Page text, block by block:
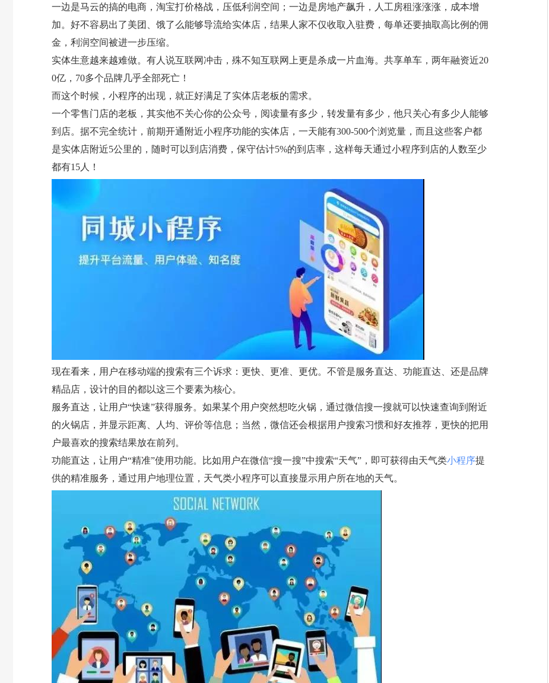
一边是马云的搞的电商，淘宝打价格战，压低利润空间；一边是房地产飙升，人工房租涨涨涨，成本增
加。好不容易出了美团、饿了么能够导流给实体店，结果人家不仅收取入驻费，每单还要抽取高比例的佣
金，利润空间被进一步压缩。
实体生意越来越难做。有人说互联网冲击，殊不知互联网上更是杀成一片血海。共享单车，两年融资近20
0亿，70多个品牌几乎全部死亡！
而这个时候，小程序的出现，就正好满足了实体店老板的需求。
一个零售门店的老板，其实他不关心你的公众号，阅读量有多少，转发量有多少，他只关心有多少人能够
到店。据不完全统计，前期开通附近小程序功能的实体店，一天能有300-500个浏览量，而且这些客户都
是实体店附近5公里的，随时可以到店消费，保守估计5%的到店率，这样每天通过小程序到店的人数至少
都有15人！
现在看来，用户在移动端的搜索有三个诉求：更快、更准、更优。不管是服务直达、功能直达、还是品牌
精品店，设计的目的都以这三个要素为核心。
服务直达，让用户“快速”获得服务。如果某个用户突然想吃火锅，通过微信搜一搜就可以快速查询到附近
的火锅店，并显示距离、人均、评价等信息；当然，微信还会根据用户搜索习惯和好友推荐，更快的把用
户最喜欢的搜索结果放在前列。
功能直达，让用户“精准”使用功能。比如用户在微信“搜一搜”中搜索“天气”，即可获得由天气类小程序提
供的精准服务，通过用户地理位置，天气类小程序可以直接显示用户所在地的天气。